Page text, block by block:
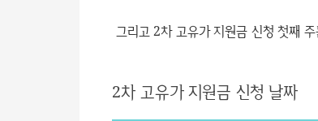
그리고 2차 고유가 지원금 신청 첫째
2차 고유가 지원금 신청 날짜